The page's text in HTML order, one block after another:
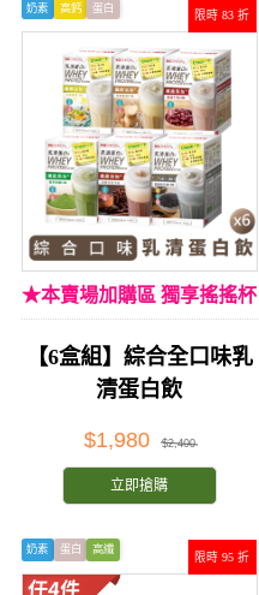
限時 83 折
奶素 高鈣 蛋白
★本賣場加購區 獨享搖搖杯
加購價★
【6盒組】綜合全口味乳
清蛋白飲
$1,980 $2,400
立即搶購
限時 95 折
奶素 蛋白 高纖